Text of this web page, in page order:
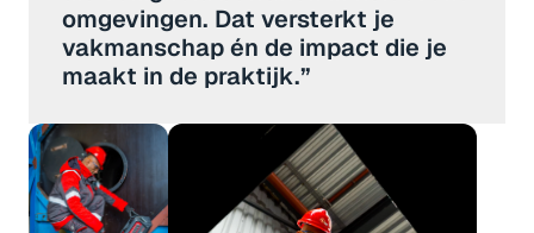
omgevingen. Dat versterkt je
vakmanschap én de impact die je
maakt in de praktijk.”